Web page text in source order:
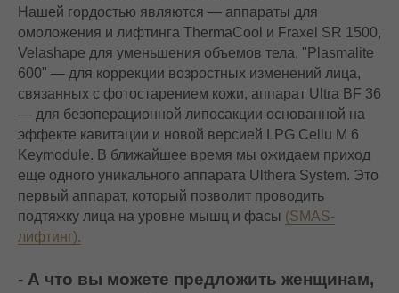
Нашей гордостью являются — аппараты для
омоложения и лифтинга ThermaCool и Fraxel SR 1500,
Velashape для уменьшения объемов тела, "Plasmalite
600" — для коррекции возростных изменений лица,
связанных с фотостарением кожи, аппарат Ultra BF 36
— для безоперационной липосакции основанной на
эффекте кавитации и новой версией LPG Cellu M 6
Keymodule. В ближайшее время мы ожидаем приход
еще одного уникального аппарата Ulthera System. Это
первый аппарат, который позволит проводить
подтяжку лица на уровне мышц и фасы (SMAS-
лифтинг).
- А что вы можете предложить женщинам,